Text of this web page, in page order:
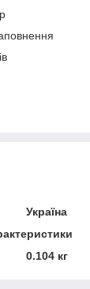
Україна
0.104 кг